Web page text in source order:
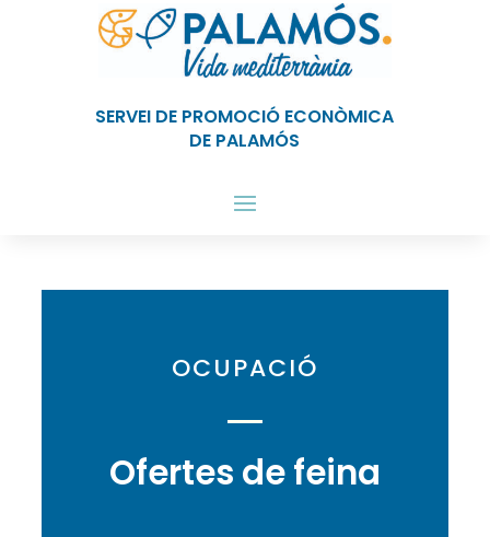
SERVEI DE PROMOCIÓ ECONÒMICA
DE PALAMÓS
OCUPACIÓ
Ofertes defeina